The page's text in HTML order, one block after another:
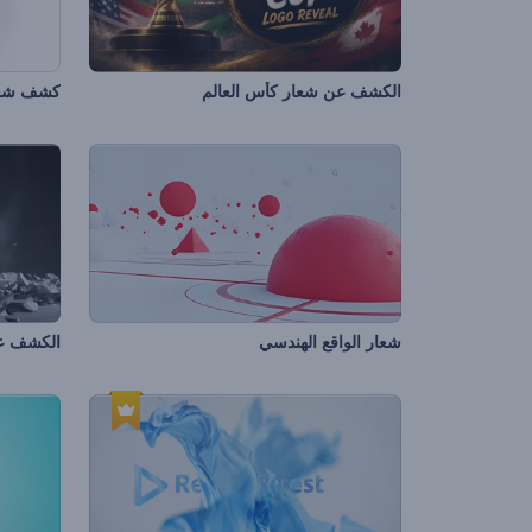
الكشف عن شعار كأس العالم كشف
شعار الواقع الهندسي الكشف